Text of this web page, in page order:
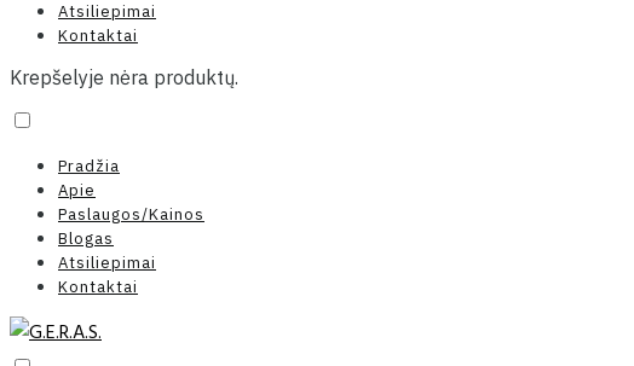
Atsiliepimai
Kontaktai
Krepšelyje nėra produktų.
Pradžia
Apie
Paslaugos/Kainos
Blogas
Atsiliepimai
Kontaktai